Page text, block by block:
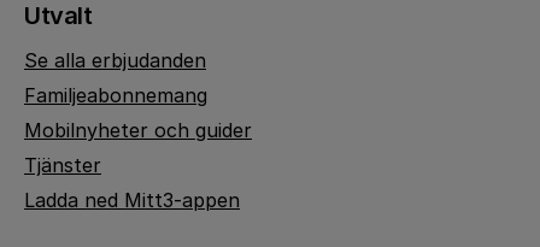
Utvalt
Se alla erbjudanden
Familjeabonnemang
Mobilnyheter och guider
Tjänster
Ladda ned Mitt3-appen